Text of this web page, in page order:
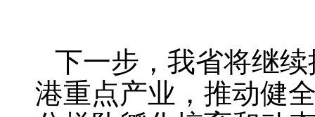
下一步，我省将继
港重点产业，推动健